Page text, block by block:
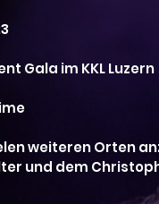
Gala im KKL Luzern
weiteren Orten
und dem